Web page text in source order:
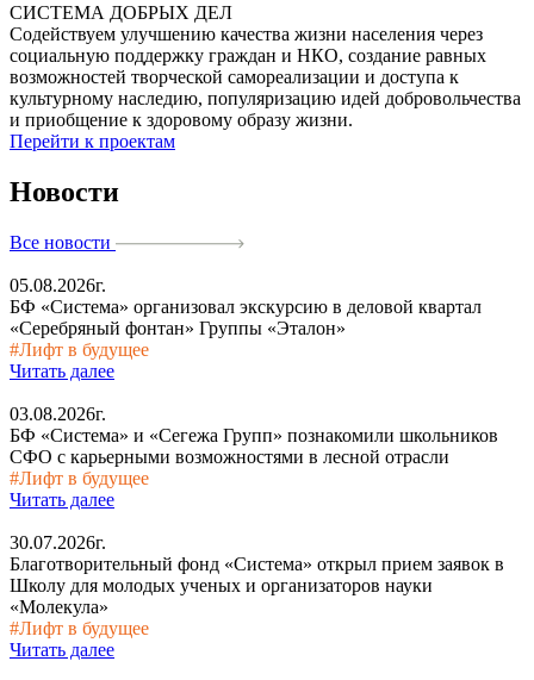
СИСТЕМА ДОБРЫХ ДЕЛ
Содействуем улучшению качества жизни населения через
социальную поддержку граждан и НКО, создание равных
возможностей творческой самореализации и доступа к
культурному наследию, популяризацию идей добровольчества
и приобщение к здоровому образу жизни.
Перейти к проектам
Новости
Все новости
05.08.2026г.
БФ «Система» организовал экскурсию в деловой квартал
«Серебряный фонтан» Группы «Эталон»
#Лифт в будущее
Читать далее
03.08.2026г.
БФ «Система» и «Сегежа Групп» познакомили школьников
СФО с карьерными возможностями в лесной отрасли
#Лифт в будущее
Читать далее
30.07.2026г.
Благотворительный фонд «Система» открыл прием заявок в
Школу для молодых ученых и организаторов науки
«Молекула»
#Лифт в будущее
Читать далее